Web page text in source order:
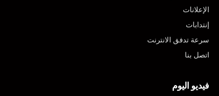
الإعلانات
إنتدابات
سرعة تدفق الانترنت
اتصل بنا
فيديو اليوم